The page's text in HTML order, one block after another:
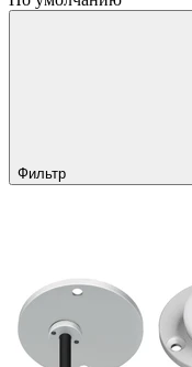
Фильтр